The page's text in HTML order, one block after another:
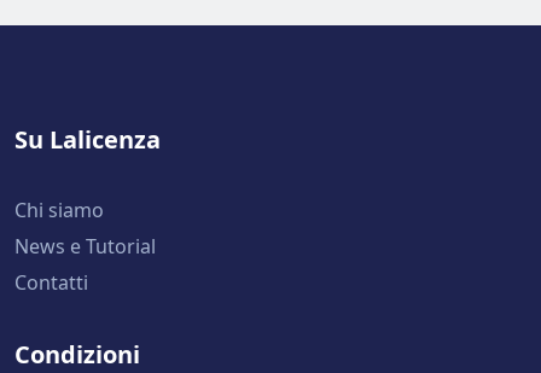
Su Lalicenza
Chi siamo
News e Tutorial
Contatti
Condizioni